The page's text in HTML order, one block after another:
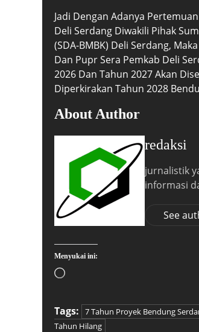
Jadi Dengan Adanya
Deli Serdang Diwakili Pihak
(SDA-BMBK) Deli Serdang,
Dan Pupr Sera Pemkab Deli
2026 Dan Tahun 2027 Akan
Diperkirakan Tahun 2028
About Author
redaksi
jurnalistik
informasi
See
Menyukai ini:
Tags: 7 Tahun Proyek Bendung
Tahun Hilang